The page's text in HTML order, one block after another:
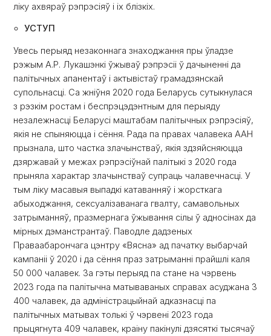
ліку ахвяраў рэпрэсіяў і іх блізкіх.
УСТУП
Увесь перыяд незаконнага знаходжання пры ўладзе
рэжым А.Р. Лукашэнкі ўжываў рэпрэсіі ў дачыненні да
палітычных апанентаў і актывістаў грамадзянскай
супольнасці. Са жніўня 2020 года Беларусь сутыкнулася
з рэзкім ростам і беспрэцэдэнтным для перыяду
незалежнасці Беларусі маштабам палітычных рэпрэсіяў,
якія не спыняюцца і сёння. Рада па правах чалавека ААН
прызнала, што частка злачынстваў, якія здзяйсняюцца
дзяржавай у межах рэпрэсіўнай палітыкі з 2020 года
прыняла характар злачынстваў супраць чалавечнасці. У
тым ліку масавыя выпадкі катаванняў і жорсткага
абыходжання, сексуалізаванага гвалту, самавольных
затрыманняў, празмернага ўжывання сілы ў адносінах да
мірных дэманстрантаў. Паводле дадзеных
Праваабарончага цэнтру «Вясна» ад пачатку выбарчай
кампаніі ў 2020 і да сёння праз затрыманні прайшлі каля
50 000 чалавек. За гэты перыяд па стане на чэрвень
2023 года па палітычна матываваных справах асуджана 3
400 чалавек, да адміністрацыйнай адказнасці па
палітычных матывах толькі ў чэрвені 2023 года
прыцягнута 409 чалавек, краіну пакінулі дзясяткі тысячаў